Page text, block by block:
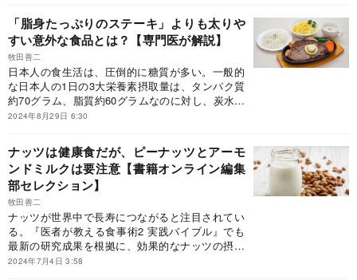
人に向けて、おすすめの調理法や間食するうえで
のポイントを糖尿病専門医の筆者が解説する。本
稿は、牧田善二『疲れない体をつくる最高の食事
術』（小学館）の一部を抜粋・編集したもので
す。
「脂身たっぷりのステーキ」よりも太りや
すい意外な食品とは？【専門医が解説】
牧田善二
日本人の食生活は、圧倒的に糖質が多い。一般的
な日本人の1日の3大栄養素摂取量は、タンパク質
約70グラム、脂質約60グラムなのに対し、炭水化
物（糖質）は4倍近い約250グラム。結果として疲
尿病専門医が、世の中に浸透する“カロリー理
論”の矛盾にメスを入れる。本稿は、牧田善二『疲
れない体をつくる最高の食事術』（小学館）の一
部を抜粋・編集したものです。
2024年8月29日 6:30
ナッツは健康食だが、ピーナッツとアーモ
ンドミルクは要注意【書籍オンライン編集
部セレクション】
牧田善二
ナッツが世界中で長寿につながると注目されてい
る。『医者が教える食事術2 実践バイブル』でも
最新の研究成果を根拠に、効果的なナッツの摂取
を推奨している。ただし、ナッツなら何でもいい
2024年7月4日 3:58